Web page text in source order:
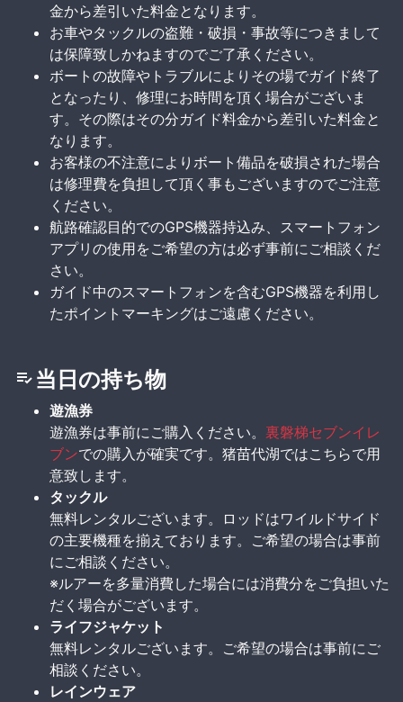
金から差引いた料金となります。
お車やタックルの盗難・破損・事故等につきまして
は保障致しかねますのでご了承ください。
ボートの故障やトラブルによりその場でガイド終了
となったり、修理にお時間を頂く場合がございま
す。その際はその分ガイド料金から差引いた料金と
なります。
お客様の不注意によりボート備品を破損された場合
は修理費を負担して頂く事もございますのでご注意
ください。
航路確認目的でのGPS機器持込み、スマートフォン
アプリの使用をご希望の方は必ず事前にご相談くだ
さい。
ガイド中のスマートフォンを含むGPS機器を利用し
たポイントマーキングはご遠慮ください。
当日の持ち物
遊漁券
遊漁券は事前にご購入ください。 裏磐梯セブンイレ
ブンでの購入が確実です。猪苗代湖ではこちらで用
意致します。
タックル
無料レンタルございます。ロッドはワイルドサイド
の主要機種を揃えております。ご希望の場合は事前
にご相談ください。
※ルアーを多量消費した場合には消費分をご負担いた
だく場合がございます。
ライフジャケット
無料レンタルございます。ご希望の場合は事前にご
相談ください。
レインウェア